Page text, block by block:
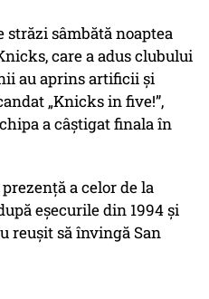
străzi sâmbătă noaptea
care a adus clubului
au aprins artificii și
„Knicks in five!”,
a câștigat finala în
a celor de la
eșecurile din 1994 și
reușit să învingă San